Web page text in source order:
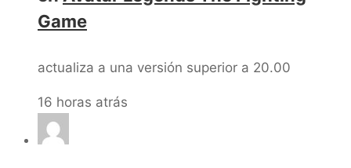
Game
actualiza a una versión superior a 20.00
16 horas atrás